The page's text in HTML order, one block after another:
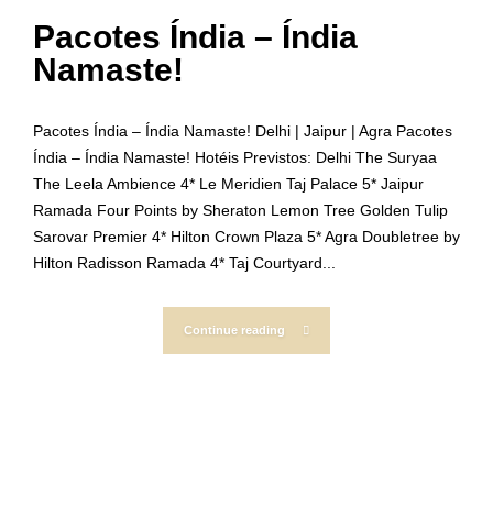
Pacotes Índia – Índia
Namaste!
Pacotes Índia – Índia Namaste! Delhi | Jaipur | Agra Pacotes
Índia – Índia Namaste! Hotéis Previstos: Delhi The Suryaa
The Leela Ambience 4* Le Meridien Taj Palace 5* Jaipur
Ramada Four Points by Sheraton Lemon Tree Golden Tulip
Sarovar Premier 4* Hilton Crown Plaza 5* Agra Doubletree by
Hilton Radisson Ramada 4* Taj Courtyard...
Continue reading